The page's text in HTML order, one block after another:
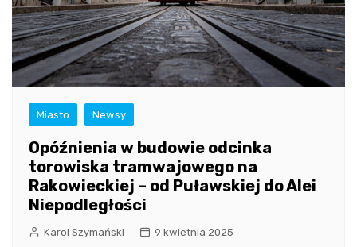
Miasto Newsy
Opóźnienia w budowie odcinka
torowiska tramwajowego na
Rakowieckiej – od Puławskiej do Alei
Niepodległości
Karol Szymański 9 kwietnia 2025